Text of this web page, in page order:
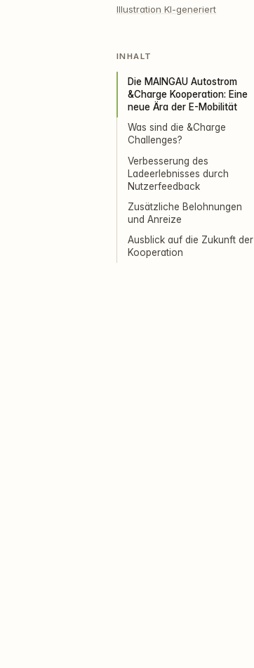
Illustration KI-generiert
INHALT
Die MAINGAU Autostrom
&Charge Kooperation: Eine
neue Ära der E-Mobilität
Was sind die &Charge
Challenges?
Verbesserung des
Ladeerlebnisses durch
Nutzerfeedback
Zusätzliche Belohnungen
und Anreize
Ausblick auf die Zukunft der
Kooperation